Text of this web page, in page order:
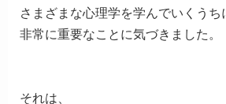
さまざまな心理学を学んでいくうち
非常に重要なことに気づきました。
それは、